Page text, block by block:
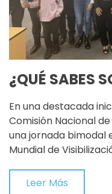
¿QUÉ SABES
En una destacada
Comisión Nacional
una jornada bimodal
Mundial de
Leer Más